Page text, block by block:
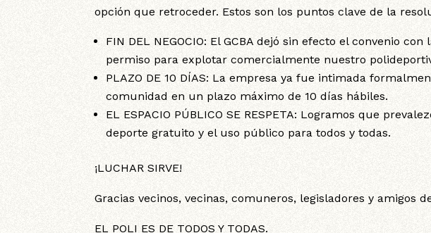
opción que retroceder. Estos son los puntos clave de la
FIN DEL NEGOCIO: El GCBA dejó sin efecto el convenio
permiso para explotar comercialmente nuestro
PLAZO DE 10 DÍAS: La empresa ya fue intimada
comunidad en un plazo máximo de 10 días hábiles.
EL ESPACIO PÚBLICO SE RESPETA: Logramos que
deporte gratuito y el uso público para todos y todas.
¡LUCHAR SIRVE!
Gracias vecinos, vecinas, comuneros, legisladores y amigos
EL POLI ES DE TODOS Y TODAS.